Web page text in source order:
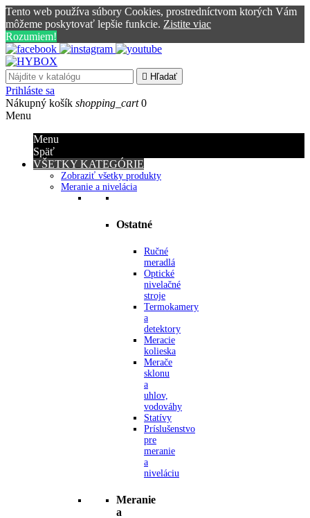
Tento web používa súbory Cookies, prostredníctvom ktorých Vám
môžeme poskytovať lepšie funkcie. Zistite viac
Rozumiem!
 Hľadať
Prihláste sa
Nákupný košík shopping_cart 0
Menu
Menu
Späť
VŠETKY KATEGÓRIE
Zobraziť všetky produkty
Meranie a nivelácia
Ostatné
Ručné
meradlá
Optické
nivelačné
stroje
Termokamery
a
detektory
Meracie
kolieska
Merače
sklonu
a
uhlov,
vodováhy
Statívy
Príslušenstvo
pre
meranie
a
niveláciu
Meranie
a